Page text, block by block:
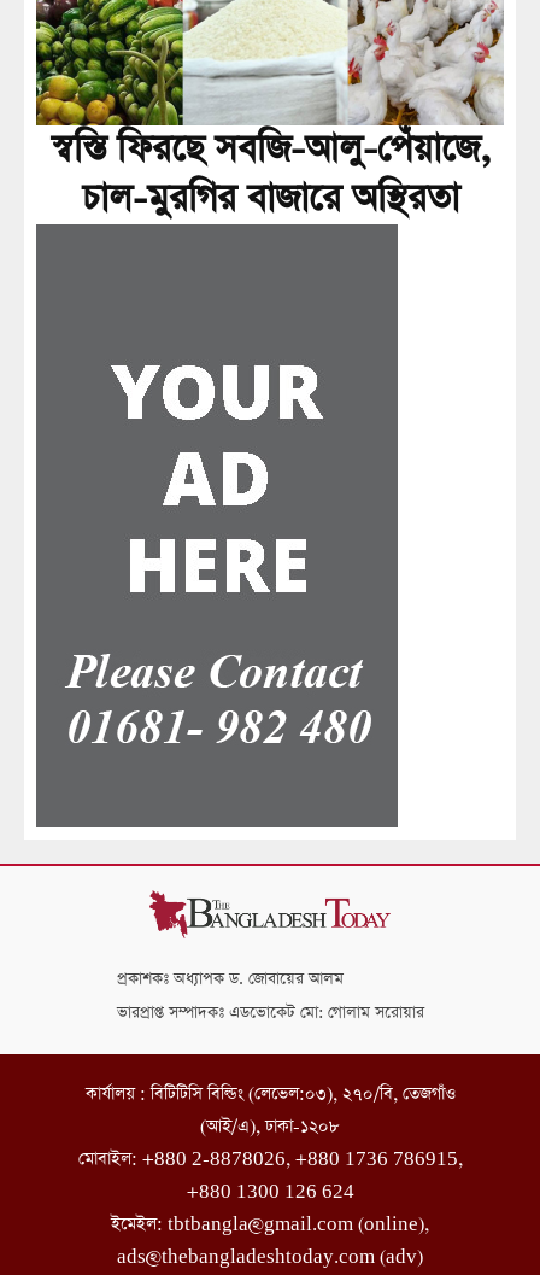
স্বস্তি ফিরছে সবজি-আলু-পেঁয়াজে,
চাল-মুরগির বাজারে অস্থিরতা
প্রকাশকঃ অধ্যাপক ড. জোবায়ের আলম
ভারপ্রাপ্ত সম্পাদকঃ এডভোকেট মো: গোলাম সরোয়ার
কার্যালয় : বিটিটিসি বিল্ডিং (লেভেল:০৩), ২৭০/বি, তেজগাঁও
(আই/এ), ঢাকা-১২০৮
মোবাইল: +880 2-8878026, +880 1736 786915,
+880 1300 126 624
ইমেইল: tbtbangla@gmail.com (online),
ads@thebangladeshtoday.com (adv)